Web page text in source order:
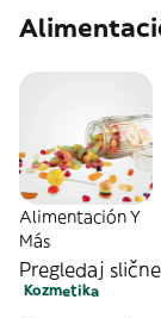
Alimentación Y
Más
Pregledaj
Kozmetika